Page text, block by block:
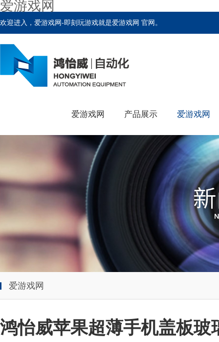
爱游戏网
欢迎进入，爱游戏网-即刻玩游戏就是爱游戏网 官网。
爱游戏网 产品展示 爱游戏网
爱游戏网
鸿怡威苹果超薄手机盖板玻